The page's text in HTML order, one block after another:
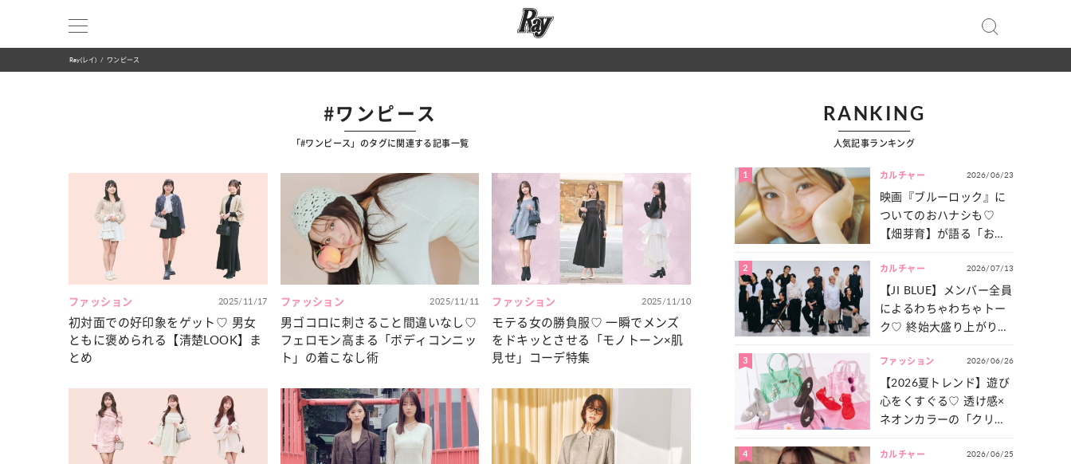
Ray(レイ) ワンピース
#ワンピース
「#ワンピース」のタグに関連する記事一覧
ファッション 2025/11/17
初対面での好印象をゲット♡ 男女
ともに褒められる【清楚LOOK】ま
とめ
ファッション 2025/11/11
男ゴコロに刺さること間違いなし♡
フェロモン高まる「ボディコンニッ
ト」の着こなし術
ファッション 2025/11/10
モテる女の勝負服♡ 一瞬でメンズ
をドキッとさせる「モノトーン×肌
見せ」コーデ特集
RANKING
人気記事ランキング
1 カルチャー 2026/06/23
映画『ブルーロック』に
ついてのおハナシも♡
【畑芽育】が語る「お仕
は？
2 カルチャー 2026/07/13
【JI BLUE】メンバー全員
によるわちゃわちゃトー
ク♡ 終始大盛り上がりだ
一気見せ！
3 ファッション 2026/06/26
【2026夏トレンド】遊び
心をくすぐる♡ 透け感×
ネオンカラーの「クリア
4 カルチャー 2026/06/25